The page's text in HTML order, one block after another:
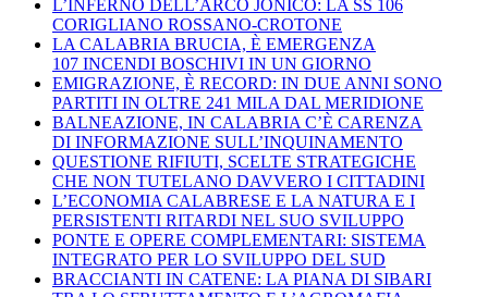
L’INFERNO DELL’ARCO JONICO: LA SS 106
CORIGLIANO ROSSANO-CROTONE
LA CALABRIA BRUCIA, È EMERGENZA
107 INCENDI BOSCHIVI IN UN GIORNO
EMIGRAZIONE, È RECORD: IN DUE ANNI SONO
PARTITI IN OLTRE 241 MILA DAL MERIDIONE
BALNEAZIONE, IN CALABRIA C’È CARENZA
DI INFORMAZIONE SULL’INQUINAMENTO
QUESTIONE RIFIUTI, SCELTE STRATEGICHE
CHE NON TUTELANO DAVVERO I CITTADINI
L’ECONOMIA CALABRESE E LA NATURA E I
PERSISTENTI RITARDI NEL SUO SVILUPPO
PONTE E OPERE COMPLEMENTARI: SISTEMA
INTEGRATO PER LO SVILUPPO DEL SUD
BRACCIANTI IN CATENE: LA PIANA DI SIBARI